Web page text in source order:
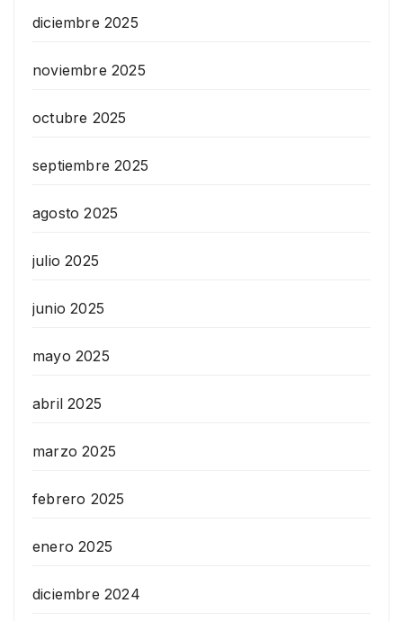
diciembre 2025
noviembre 2025
octubre 2025
septiembre 2025
agosto 2025
julio 2025
junio 2025
mayo 2025
abril 2025
marzo 2025
febrero 2025
enero 2025
diciembre 2024